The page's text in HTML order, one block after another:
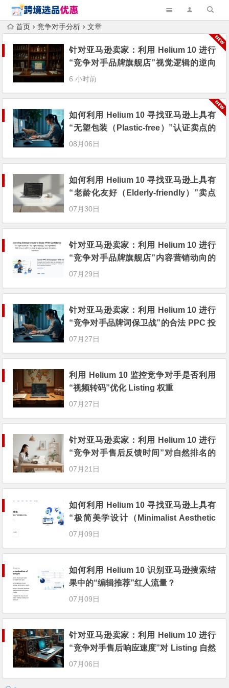
首页 竞争对手分析 文章
针对亚马逊卖家：利用 Helium 10 进行
“竞争对手品牌旗舰店”视觉逻辑的逆向
审计工程
6 小时前
如何利用 Helium 10 寻找亚马逊上具有
“无塑包装（Plastic-free）”认证卖点的
潜力利基？
08月06日
如何利用 Helium 10 寻找亚马逊上具有
“老龄化友好（Elderly-friendly）”卖点
的利基产品？
07月30日
针对亚马逊卖家：利用 Helium 10 进行
“竞争对手品牌旗舰店”内容营销动向的
逆向工程
07月29日
针对亚马逊卖家：利用 Helium 10 进行
“竞争对手品牌词保卫战”的合法 PPC 投
放技巧
07月27日
利用 Helium 10 监控竞争对手是否利用
“视频转码”优化 Listing 权重
07月27日
针对亚马逊卖家：利用 Helium 10 进行
“竞争对手售后反馈时间”对自然排名的
间接拉动
07月21日
如何利用 Helium 10 寻找亚马逊上具有
“极简美学设计（Minimalist Aesthetic
s）”卖点的办公利基？
07月09日
如何利用 Helium 10 识别亚马逊搜索结
果中的“编辑推荐”红人流量？
07月09日
针对亚马逊卖家：利用 Helium 10 进行
“竞争对手售后响应速度”对 Listing 自然
权重的间接研究
07月06日